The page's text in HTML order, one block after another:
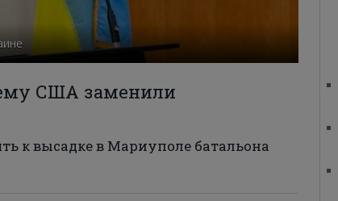
США заменили
к высадке в Мариуполе батальона